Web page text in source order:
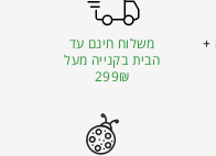
+
משלוח חינם עד
הבית בקנייה מעל
299₪